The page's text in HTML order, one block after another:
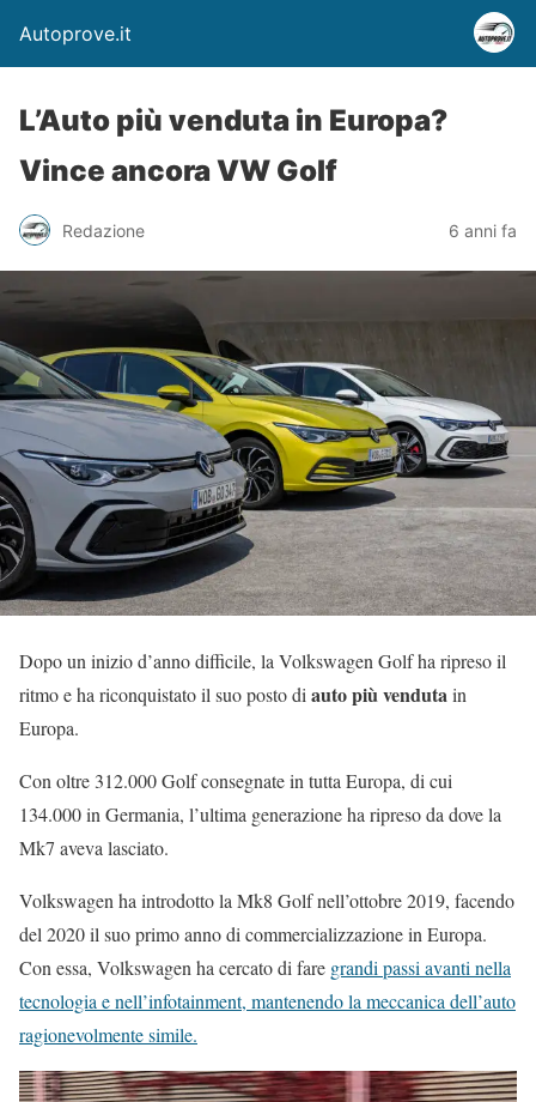
Autoprove.it
L’Auto più venduta in Europa?
Vince ancora VW Golf
Redazione 6 anni fa
Dopo un inizio d’anno difficile, la Volkswagen Golf ha ripreso il
ritmo e ha riconquistato il suo posto diauto più vendutain
Europa.
Con oltre 312.000 Golf consegnate in tutta Europa, di cui
134.000 in Germania, l’ultima generazione ha ripreso da dove la
Mk7 aveva lasciato.
Volkswagen ha introdotto la Mk8 Golf nell’ottobre 2019, facendo
del 2020 il suo primo anno di commercializzazione in Europa.
Con essa, Volkswagen ha cercato di fare grandi passi avanti nella
tecnologia e nell’infotainment, mantenendo la meccanica dell’auto
ragionevolmente simile.